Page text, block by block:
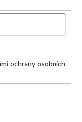
ochrany osobních